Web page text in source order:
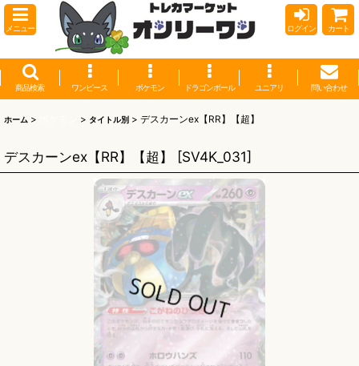
メニュー ログイン カート
商品検索 ワンピース ポケモン ドラゴンボール ユニアリ 問い合わせ
ホーム > > タイトル別 > デスカーンex【RR】【超】
デスカーンex【RR】【超】 [SV4K_031]